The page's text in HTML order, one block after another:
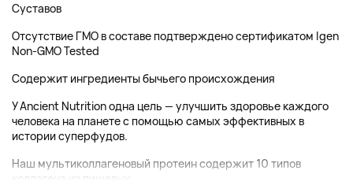
Суставов
Отсутствие ГМО в составе подтверждено сертификатом Igen
Non-GMO Tested
Содержит ингредиенты бычьего происхождения
У Ancient Nutrition одна цель — улучшить здоровье каждого
человека на планете с помощью самых эффективных в
истории суперфудов.
Наш мультиколлагеновый протеин содержит 10 типов
коллагена из пищевых...